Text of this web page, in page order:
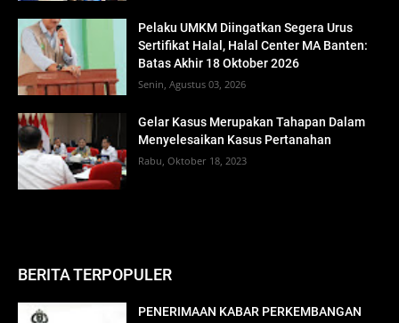
Pelaku UMKM Diingatkan Segera Urus
Sertifikat Halal, Halal Center MA Banten:
Batas Akhir 18 Oktober 2026
Senin, Agustus 03, 2026
Gelar Kasus Merupakan Tahapan Dalam
Menyelesaikan Kasus Pertanahan
Rabu, Oktober 18, 2023
BERITA TERPOPULER
PENERIMAAN KABAR PERKEMBANGAN